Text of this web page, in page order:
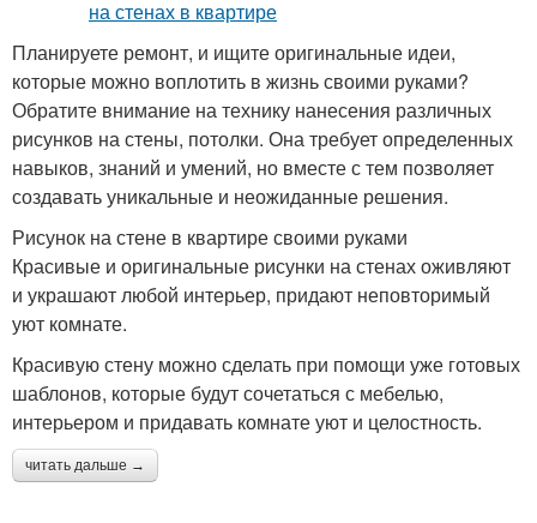
Планируете ремонт, и ищите оригинальные идеи,
которые можно воплотить в жизнь своими руками?
Обратите внимание на технику нанесения различных
рисунков на стены, потолки. Она требует определенных
навыков, знаний и умений, но вместе с тем позволяет
создавать уникальные и неожиданные решения.
Рисунок на стене в квартире своими руками
Красивые и оригинальные рисунки на стенах оживляют
и украшают любой интерьер, придают неповторимый
уют комнате.
Красивую стену можно сделать при помощи уже готовых
шаблонов, которые будут сочетаться с мебелью,
интерьером и придавать комнате уют и целостность.
читать дальше →